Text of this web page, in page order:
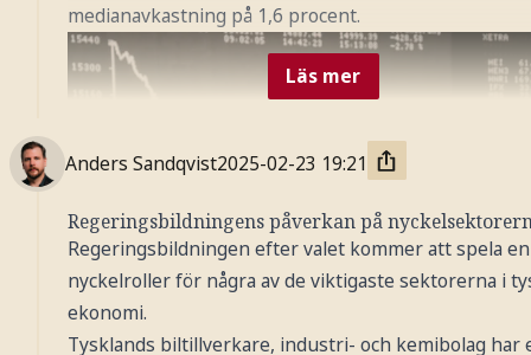
medianavkastning på 1,6 procent.
Läs mer
Anders Sandqvist2025-02-23 19:21
Regeringsbildningens påverkan på
Regeringsbildningen efter valet kommer att spela en
nyckelroller för några av de viktigaste sektorerna i
ekonomi.
Tysklands biltillverkare, industri- och kemibolag har